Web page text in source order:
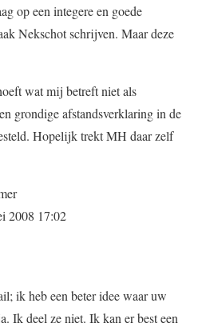
op een integere en goede
Nekschot schrijven. Maar deze
wat mij betreft niet als
grondige afstandsverklaring in de
Hopelijk trekt MH daar zelf
2008 17:02
ik heb een beter idee waar uw
Ik deel ze niet. Ik kan er best een